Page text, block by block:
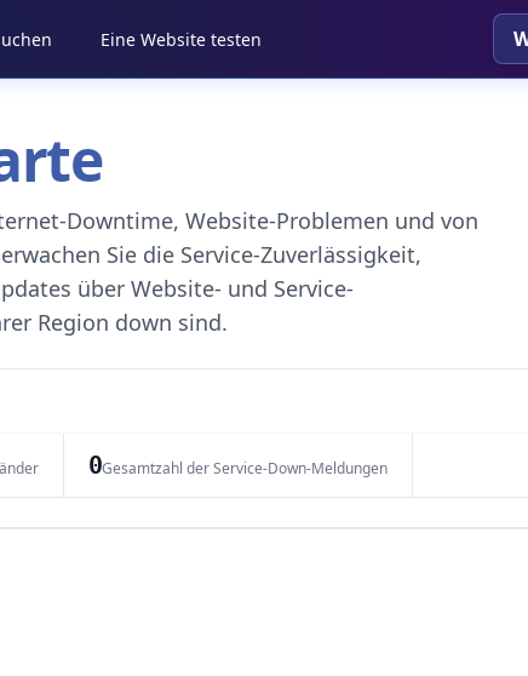
Eine Website testen
Downtime, Website-Problemen und von
Sie die Service-Zuverlässigkeit,
über Website- und Service-
Region down sind.
0Gesamtzahl der Service-Down-Meldungen